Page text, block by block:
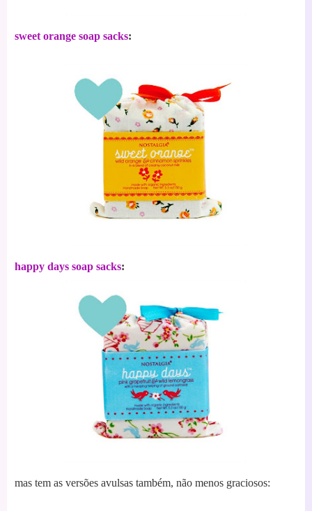
sweet orange soap sacks:
happy days soap sacks:
mas tem as versões avulsas também, não menos graciosos: